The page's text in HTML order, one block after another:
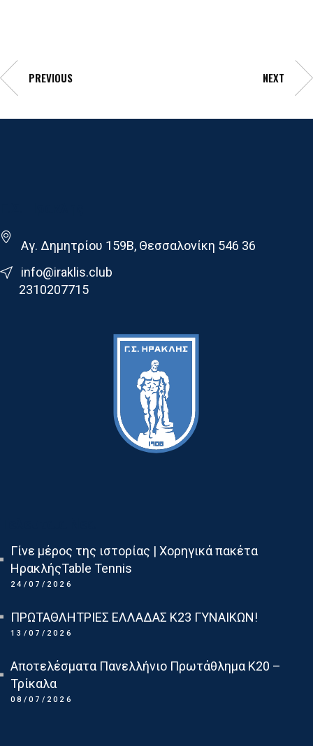
PREVIOUS NEXT
Αγ. Δημητρίου 159Β, Θεσσαλονίκη 546 36
info@iraklis.club
2310207715
Γίνε μέρος της ιστορίας | Χορηγικά πακέτα
ΗρακλήςTable Tennis
24/07/2026
ΠΡΩΤΑΘΛΗΤΡΙΕΣ ΕΛΛΑΔΑΣ Κ23 ΓΥΝΑΙΚΩΝ!
13/07/2026
Αποτελέσματα Πανελλήνιο Πρωτάθλημα Κ20 –
Τρίκαλα
08/07/2026